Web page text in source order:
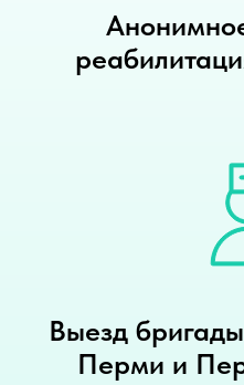
Выезд
Перми и